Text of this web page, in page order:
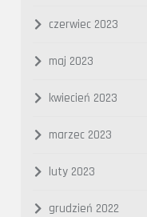
czerwiec 2023
maj 2023
kwiecień 2023
marzec 2023
luty 2023
grudzień 2022